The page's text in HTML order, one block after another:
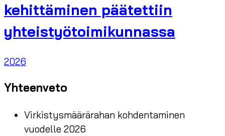
kehittäminen päätettiin
yhteistyötoimikunnassa
2026
Yhteenveto
Virkistysmäärärahan kohdentaminen
vuodelle 2026